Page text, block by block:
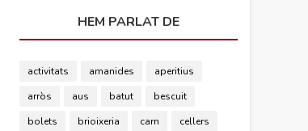
HEM PARLAT DE
activitats amanides
aperitius
arròs
aus batut
bescuit
bolets
brioixeria carn
cellers